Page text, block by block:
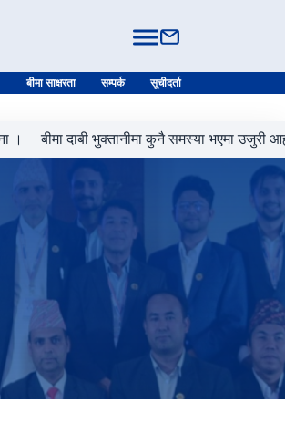
बीमा साक्षरता सम्पर्क सूचीदर्ता
बीमा दाबी भुक्तानीमा कुनै समस्या भएमा उजुरी